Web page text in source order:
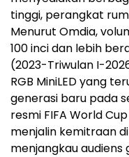
tinggi, perangkat
Menurut Omdia,
100 inci dan lebih
(2023-Triwulan I-
RGB MiniLED yang
generasi baru pada
resmi FIFA World
menjalin kemitraan
menjangkau audiens